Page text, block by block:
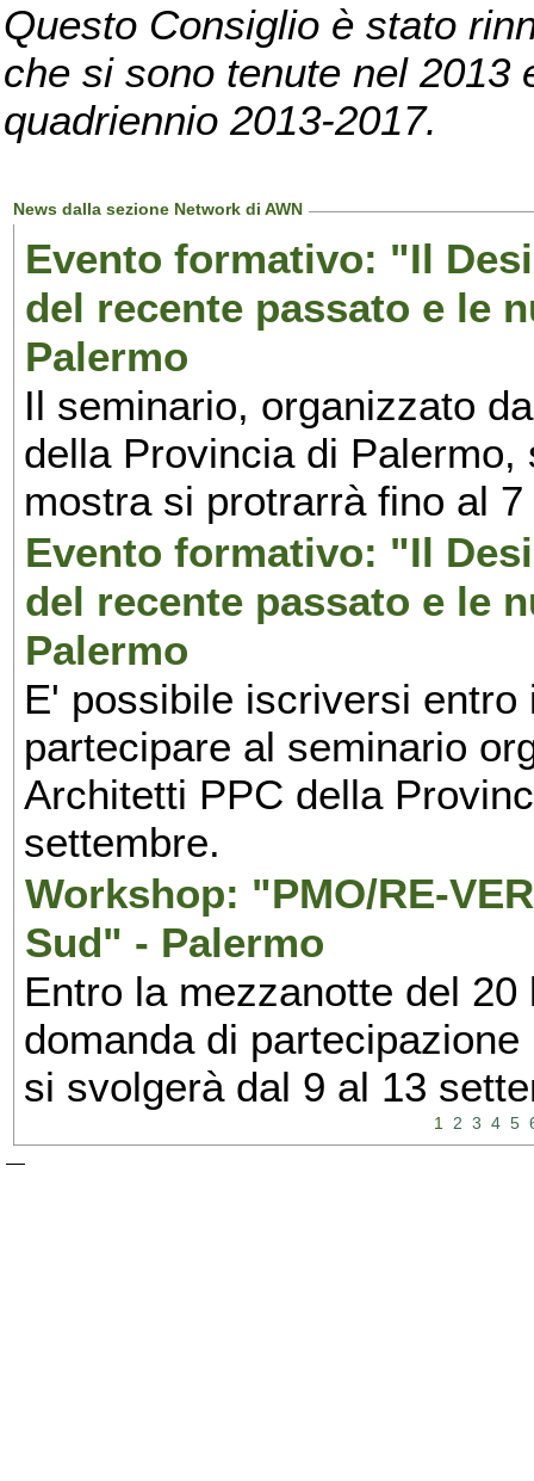
Questo Consiglio è stato
che si sono tenute nel 2013
quadriennio 2013-2017.
News dalla sezione Network di AWN
Evento formativo: "Il
del recente passato e le
Palermo
Il seminario, organizzato
della Provincia di
mostra si protrarrà fino al
Evento formativo: "Il
del recente passato e le
Palermo
E' possibile iscriversi
partecipare al seminario
Architetti PPC della
settembre.
Workshop: "PMO/RE-
Sud" - Palermo
Entro la mezzanotte del
domanda di
si svolgerà dal 9 al 13
1 2 3 4 5